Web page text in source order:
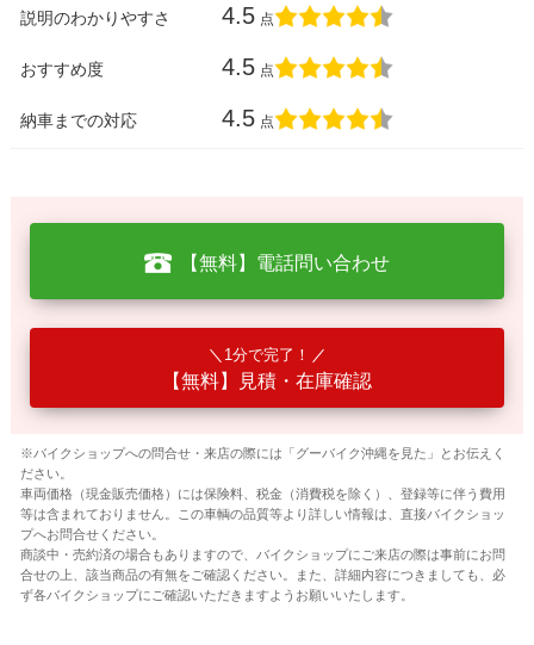
説明のわかりやすさ 4.5 点
おすすめ度 4.5 点
納車までの対応 4.5 点
【無料】電話問い合わせ
1分で完了！
【無料】見積・在庫確認
※バイクショップへの問合せ・来店の際には「グーバイク沖縄を見た」とお伝えく
ださい。
車両価格（現金販売価格）には保険料、税金（消費税を除く）、登録等に伴う費用
等は含まれておりません。この車輌の品質等より詳しい情報は、直接バイクショッ
プへお問合せください。
商談中・売約済の場合もありますので、バイクショップにご来店の際は事前にお問
合せの上、該当商品の有無をご確認ください。また、詳細内容につきましても、必
ず各バイクショップにご確認いただきますようお願いいたします。